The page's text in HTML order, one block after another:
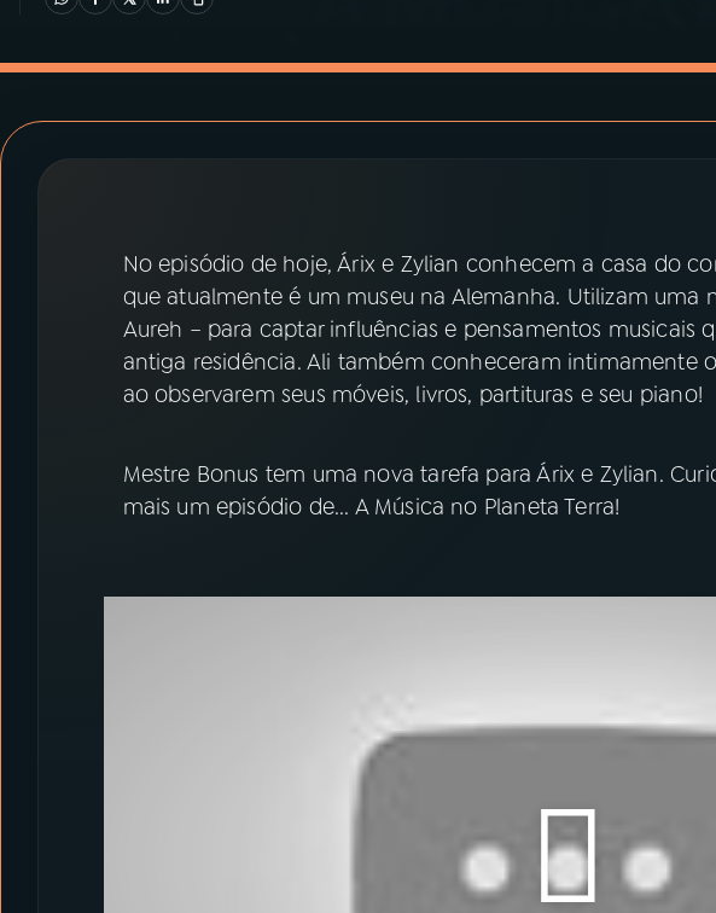
05PODCASTS
PRÊMIO RÁDIO MEC
ACOMPANHE A RÁDIO MEC
YouTube Facebook
No episódio de hoje, Árix e Zylian conhecem a casa do
que atualmente é um museu na Alemanha. Utilizam uma
Aureh – para captar influências e pensamentos musicais
antiga residência. Ali também conheceram intimamente
ao observarem seus móveis, livros, partituras e seu piano!
Mestre Bonus tem uma nova tarefa para Árix e Zylian.
mais um episódio de... A Música no Planeta Terra!